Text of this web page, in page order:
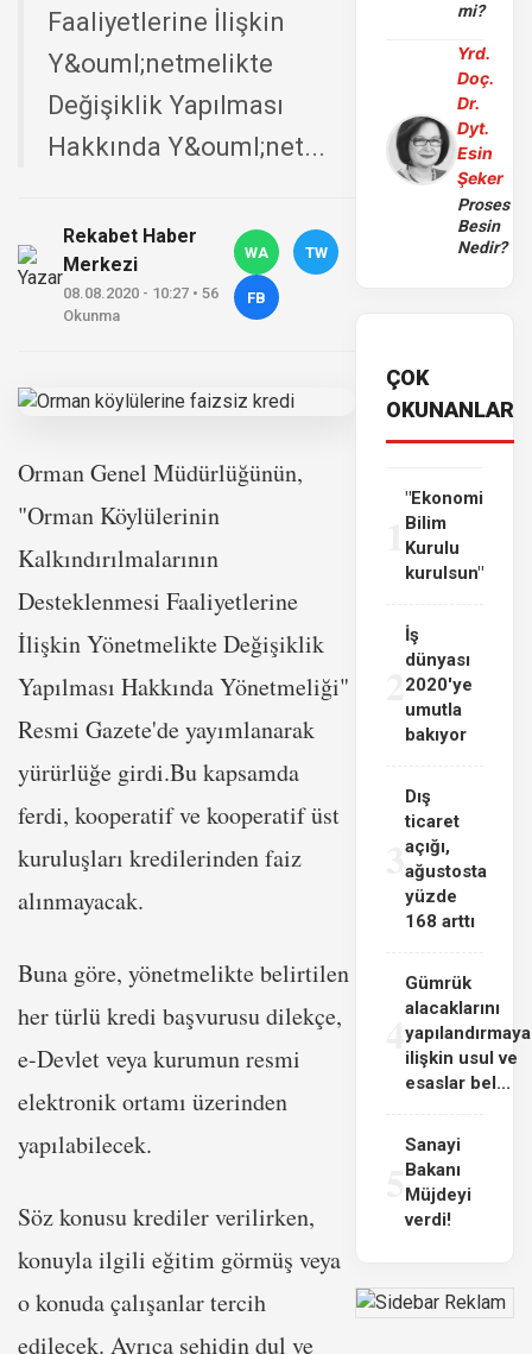
Faaliyetlerine İlişkin
Y&ouml;netmelikte
Değişiklik Yapılması
Hakkında Y&ouml;net...
Rekabet Haber
Merkezi
08.08.2020 - 10:27 • 56
Okunma
WA TW
FB
Orman Genel Müdürlüğünün,
"Orman Köylülerinin
Kalkındırılmalarının
Desteklenmesi Faaliyetlerine
İlişkin Yönetmelikte Değişiklik
Yapılması Hakkında Yönetmeliği"
Resmi Gazete'de yayımlanarak
yürürlüğe girdi.Bu kapsamda
ferdi, kooperatif ve kooperatif üst
kuruluşları kredilerinden faiz
alınmayacak.
Buna göre, yönetmelikte belirtilen
her türlü kredi başvurusu dilekçe,
e-Devlet veya kurumun resmi
elektronik ortamı üzerinden
yapılabilecek.
Söz konusu krediler verilirken,
konuyla ilgili eğitim görmüş veya
o konuda çalışanlar tercih
edilecek. Ayrıca şehidin dul ve
mi?
Yrd.
Doç.
Dr.
Dyt.
Esin
Şeker
Proses
Besin
Nedir?
ÇOK
OKUNANLAR
"Ekonomi
Bilim
Kurulu
kurulsun"
İş
dünyası
2020'ye
umutla
bakıyor
3
Dış
ticaret
açığı,
ağustosta
yüzde
168 arttı
4
Gümrük
alacaklarını
yapılandırmaya
ilişkin usul ve
esaslar bel...
Sanayi
Bakanı
Müjdeyi
verdi!